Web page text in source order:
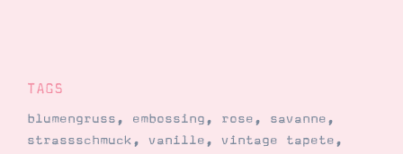
TAGS
blumengruss, embossing, rose, savanne,
strassschmuck, vanille, vintage tapete,